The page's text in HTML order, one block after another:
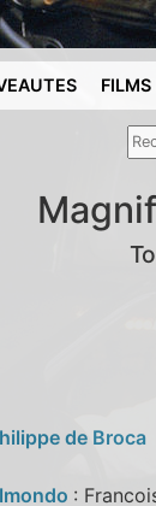
FILMS
de Broca
: